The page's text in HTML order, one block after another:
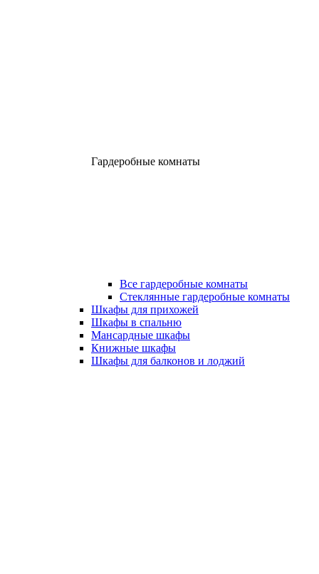
Гардеробные комнаты
Все гардеробные комнаты
Стеклянные гардеробные комнаты
Шкафы для прихожей
Шкафы в спальню
Мансардные шкафы
Книжные шкафы
Шкафы для балконов и лоджий